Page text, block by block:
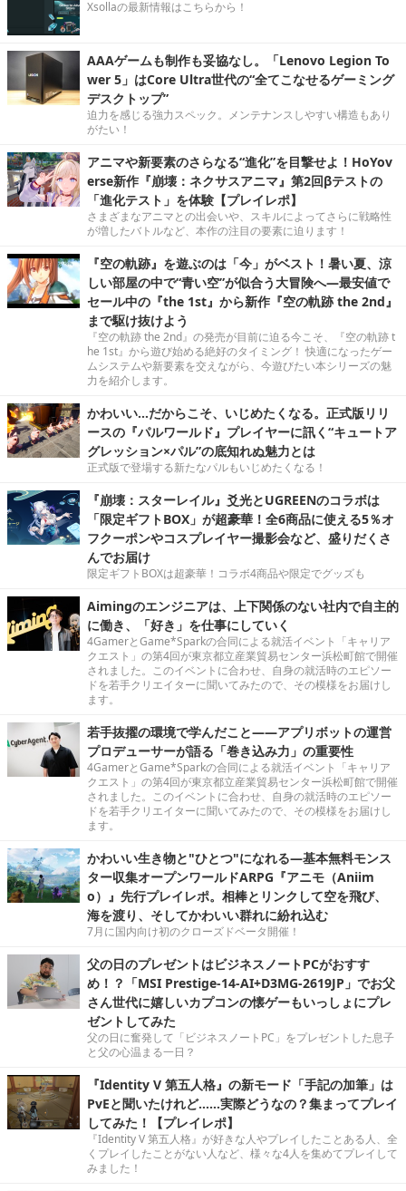
Xsollaの最新情報はこちらから！
AAAゲームも制作も妥協なし。「Lenovo Legion To
wer 5」はCore Ultra世代の“全てこなせるゲーミング
デスクトップ”
迫力を感じる強力スペック。メンテナンスしやすい構造もあり
がたい！
アニマや新要素のさらなる“進化”を目撃せよ！HoYov
erse新作『崩壊：ネクサスアニマ』第2回βテストの
「進化テスト」を体験【プレイレポ】
さまざまなアニマとの出会いや、スキルによってさらに戦略性
が増したバトルなど、本作の注目の要素に迫ります！
『空の軌跡』を遊ぶのは「今」がベスト！暑い夏、涼
しい部屋の中で“青い空”が似合う大冒険へ―最安値で
セール中の『the 1st』から新作『空の軌跡 the 2nd』
まで駆け抜けよう
『空の軌跡 the 2nd』の発売が目前に迫る今こそ、『空の軌跡 t
he 1st』から遊び始める絶好のタイミング！ 快適になったゲー
ムシステムや新要素を交えながら、今遊びたい本シリーズの魅
力を紹介します。
かわいい…だからこそ、いじめたくなる。正式版リリ
ースの『パルワールド』プレイヤーに訊く“キュートア
グレッション×パル”の底知れぬ魅力とは
正式版で登場する新たなパルもいじめたくなる！
『崩壊：スターレイル』爻光とUGREENのコラボは
「限定ギフトBOX」が超豪華！全6商品に使える5％オ
フクーポンやコスプレイヤー撮影会など、盛りだくさ
んでお届け
限定ギフトBOXは超豪華！コラボ4商品や限定でグッズも
Aimingのエンジニアは、上下関係のない社内で自主的
に働き、「好き」を仕事にしていく
4GamerとGame*Sparkの合同による就活イベント「キャリア
クエスト」の第4回が東京都立産業貿易センター浜松町館で開催
されました。このイベントに合わせ、自身の就活時のエピソー
ドを若手クリエイターに聞いてみたので、その模様をお届けし
ます。
若手抜擢の環境で学んだこと――アプリボットの運営
プロデューサーが語る「巻き込み力」の重要性
4GamerとGame*Sparkの合同による就活イベント「キャリア
クエスト」の第4回が東京都立産業貿易センター浜松町館で開催
されました。このイベントに合わせ、自身の就活時のエピソー
ドを若手クリエイターに聞いてみたので、その模様をお届けし
ます。
かわいい生き物と"ひとつ"になれる―基本無料モンス
ター収集オープンワールドARPG『アニモ（Aniim
o）』先行プレイレポ。相棒とリンクして空を飛び、
海を渡り、そしてかわいい群れに紛れ込む
7月に国内向け初のクローズドベータ開催！
父の日のプレゼントはビジネスノートPCがおすす
め！？「MSI Prestige-14-AI+D3MG-2619JP」でお父
さん世代に嬉しいカプコンの懐ゲーもいっしょにプレ
ゼントしてみた
父の日に奮発して「ビジネスノートPC」をプレゼントした息子
と父の心温まる一日？
『Identity V 第五人格』の新モード「手記の加筆」は
PvEと聞いたけれど……実際どうなの？集まってプレイ
してみた！【プレイレポ】
『Identity V 第五人格』が好きな人やプレイしたことある人、全
くプレイしたことがない人など、様々な4人を集めてプレイして
みました！